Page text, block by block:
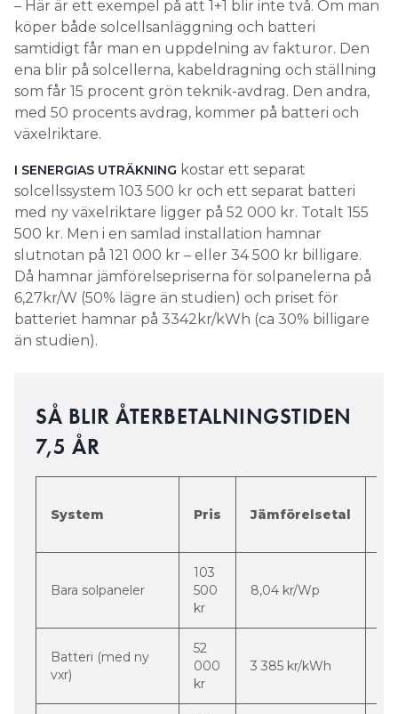
– Här är ett exempel på att 1+1 blir inte två. Om man
köper både solcellsanläggning och batteri
samtidigt får man en uppdelning av fakturor. Den
ena blir på solcellerna, kabeldragning och ställning
som får 15 procent grön teknik-avdrag. Den andra,
med 50 procents avdrag, kommer på batteri och
växelriktare.
I SENERGIAS UTRÄKNING kostar ett separat
solcellssystem 103 500 kr och ett separat batteri
med ny växelriktare ligger på 52 000 kr. Totalt 155
500 kr. Men i en samlad installation hamnar
slutnotan på 121 000 kr – eller 34 500 kr billigare.
Då hamnar jämförelsepriserna för solpanelerna på
6,27kr/W (50% lägre än studien) och priset för
batteriet hamnar på 3342kr/kWh (ca 30% billigare
än studien).
SÅ BLIR ÅTERBETALNINGSTIDEN
7,5 ÅR
System Pris Jämförelsetal
Bara solpaneler
103
500
kr
8,04 kr/Wp
Batteri (med ny
vxr)
52
000
kr
3 385 kr/kWh